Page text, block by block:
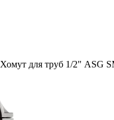
Хомут для труб 1/2" ASG